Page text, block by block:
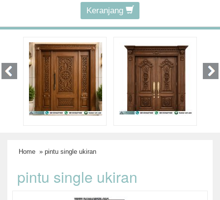
Keranjang
Home » pintu single ukiran
pintu single ukiran